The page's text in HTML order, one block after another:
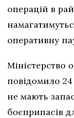
операцій в
оперативну
Міністерство
повідомило 24
не мають
боєприпасів